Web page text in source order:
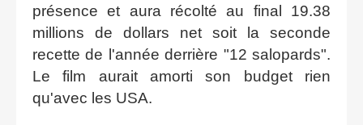
présence et aura récolté au final 19.38
millions de dollars net soit la seconde
recette de l'année derrière "12 salopards".
Le film aurait amorti son budget rien
qu'avec les USA.